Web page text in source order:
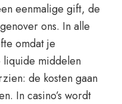
eenmalige gift, de
ons. In alle
omdat je
liquide middelen
de kosten gaan
In casino’s wordt